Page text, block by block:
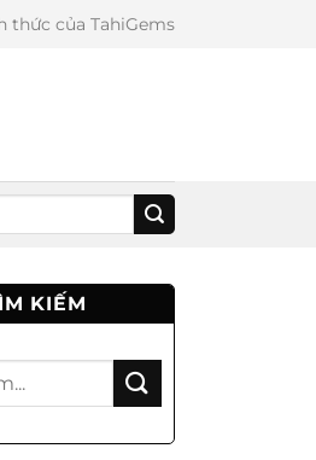
thức của TahiGems
KIẾM